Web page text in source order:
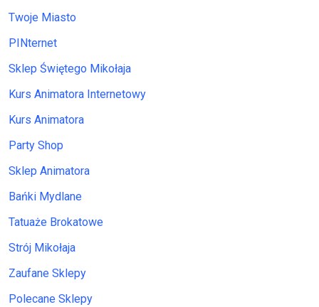
Twoje Miasto
PINternet
Sklep Świętego Mikołaja
Kurs Animatora Internetowy
Kurs Animatora
Party Shop
Sklep Animatora
Bańki Mydlane
Tatuaże Brokatowe
Strój Mikołaja
Zaufane Sklepy
Polecane Sklepy